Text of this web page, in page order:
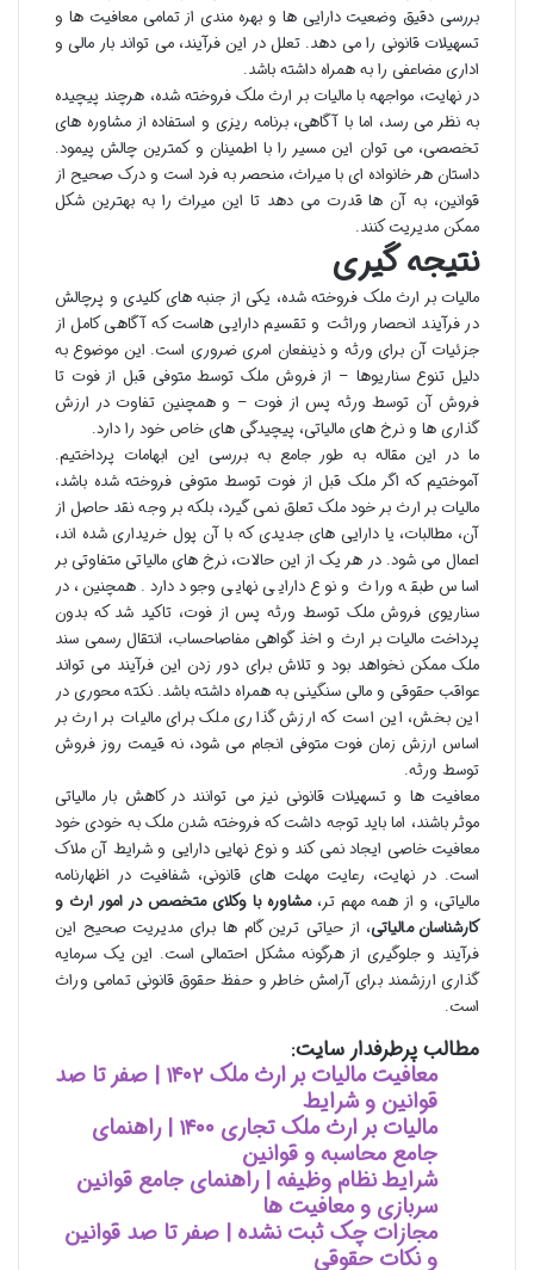
بررسی دقیق وضعیت دارایی ها و بهره مندی از تمامی معافیت ها و
تسهیلات قانونی را می دهد. تعلل در این فرآیند، می تواند بار مالی و
اداری مضاعفی را به همراه داشته باشد.
در نهایت، مواجهه با مالیات بر ارث ملک فروخته شده، هرچند پیچیده
به نظر می رسد، اما با آگاهی، برنامه ریزی و استفاده از مشاوره های
تخصصی، می توان این مسیر را با اطمینان و کمترین چالش پیمود.
داستان هر خانواده ای با میراث، منحصر به فرد است و درک صحیح از
قوانین، به آن ها قدرت می دهد تا این میراث را به بهترین شکل
ممکن مدیریت کنند.
نتیجه گیری
مالیات بر ارث ملک فروخته شده، یکی از جنبه های کلیدی و پرچالش
در فرآیند انحصار وراثت و تقسیم دارایی هاست که آگاهی کامل از
جزئیات آن برای ورثه و ذینفعان امری ضروری است. این موضوع به
دلیل تنوع سناریوها – از فروش ملک توسط متوفی قبل از فوت تا
فروش آن توسط ورثه پس از فوت – و همچنین تفاوت در ارزش
گذاری ها و نرخ های مالیاتی، پیچیدگی های خاص خود را دارد.
ما در این مقاله به طور جامع به بررسی این ابهامات پرداختیم.
آموختیم که اگر ملک قبل از فوت توسط متوفی فروخته شده باشد،
مالیات بر ارث بر خود ملک تعلق نمی گیرد، بلکه بر وجه نقد حاصل از
آن، مطالبات، یا دارایی های جدیدی که با آن پول خریداری شده اند،
اعمال می شود. در هر یک از این حالات، نرخ های مالیاتی متفاوتی بر
اساس طبقه وراث و نوع دارایی نهایی وجود دارد. همچنین، در
سناریوی فروش ملک توسط ورثه پس از فوت، تاکید شد که بدون
پرداخت مالیات بر ارث و اخذ گواهی مفاصاحساب، انتقال رسمی سند
ملک ممکن نخواهد بود و تلاش برای دور زدن این فرآیند می تواند
عواقب حقوقی و مالی سنگینی به همراه داشته باشد. نکته محوری در
این بخش، این است که ارزش گذاری ملک برای مالیات بر ارث بر
اساس ارزش زمان فوت متوفی انجام می شود، نه قیمت روز فروش
توسط ورثه.
معافیت ها و تسهیلات قانونی نیز می توانند در کاهش بار مالیاتی
موثر باشند، اما باید توجه داشت که فروخته شدن ملک به خودی خود
معافیت خاصی ایجاد نمی کند و نوع نهایی دارایی و شرایط آن ملاک
است. در نهایت، رعایت مهلت های قانونی، شفافیت در اظهارنامه
مالیاتی، و از همه مهم تر،مشاوره با وکلای متخصص در امور ارث و
کارشناسان مالیاتی، از حیاتی ترین گام ها برای مدیریت صحیح این
فرآیند و جلوگیری از هرگونه مشکل احتمالی است. این یک سرمایه
گذاری ارزشمند برای آرامش خاطر و حفظ حقوق قانونی تمامی وراث
است.
مطالب پرطرفدار سایت:
معافیت مالیات بر ارث ملک ۱۴۰۲ | صفر تا صد
قوانین و شرایط
مالیات بر ارث ملک تجاری ۱۴۰۰ | راهنمای
جامع محاسبه و قوانین
شرایط نظام وظیفه | راهنمای جامع قوانین
سربازی و معافیت ها
مجازات چک ثبت نشده | صفر تا صد قوانین
و نکات حقوقی